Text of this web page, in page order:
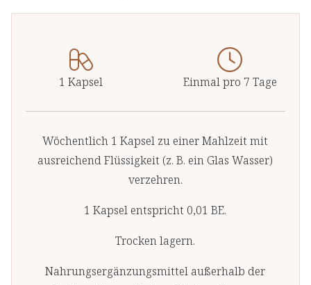
unsere
1 Kapsel Einmal pro 7 Tage
Wöchentlich 1 Kapsel zu einer Mahlzeit mit
ausreichend Flüssigkeit (z. B. ein Glas Wasser)
verzehren.
1 Kapsel entspricht 0,01 BE.
Trocken lagern.
Nahrungsergänzungsmittel außerhalb der